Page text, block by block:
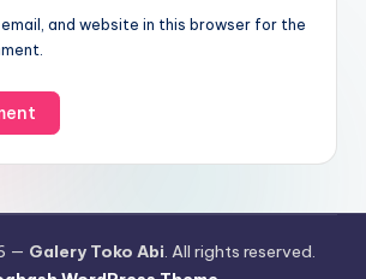
email, and website in this browser for the
— Galery Toko Abi. All rights reserved.